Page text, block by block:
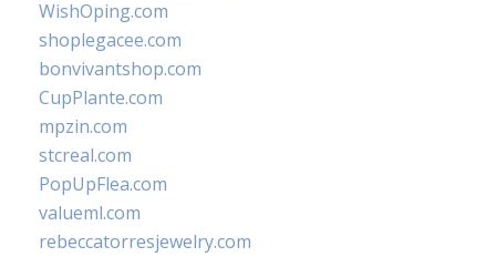
WishOping.com
shoplegacee.com
bonvivantshop.com
CupPlante.com
mpzin.com
stcreal.com
PopUpFlea.com
valueml.com
rebeccatorresjewelry.com